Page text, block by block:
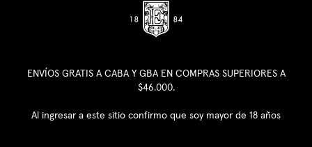
ENVÍOS GRATIS A CABA Y GBA EN COMPRAS SUPERIORES A
$46.000.
Al ingresar a este sitio confirmo que soy mayor de 18 años